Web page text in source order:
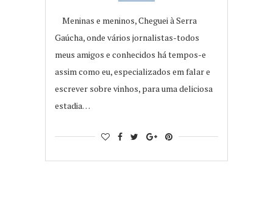
Meninas e meninos, Cheguei à Serra
Gaúcha, onde vários jornalistas-todos
meus amigos e conhecidos há tempos-e
assim como eu, especializados em falar e
escrever sobre vinhos, para uma deliciosa
estadia…